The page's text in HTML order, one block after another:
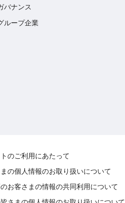
バナンス
ループ企業
のご利用にあたって
の個人情報のお取り扱いについて
お客さまの情報の共同利用について